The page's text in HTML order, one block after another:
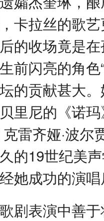
卡拉丝的歌
的收场竟是
前闪亮的角
的贡献甚大
里尼的《诺
雷齐娅·波
的19世纪美
她成功的演
剧表演中善